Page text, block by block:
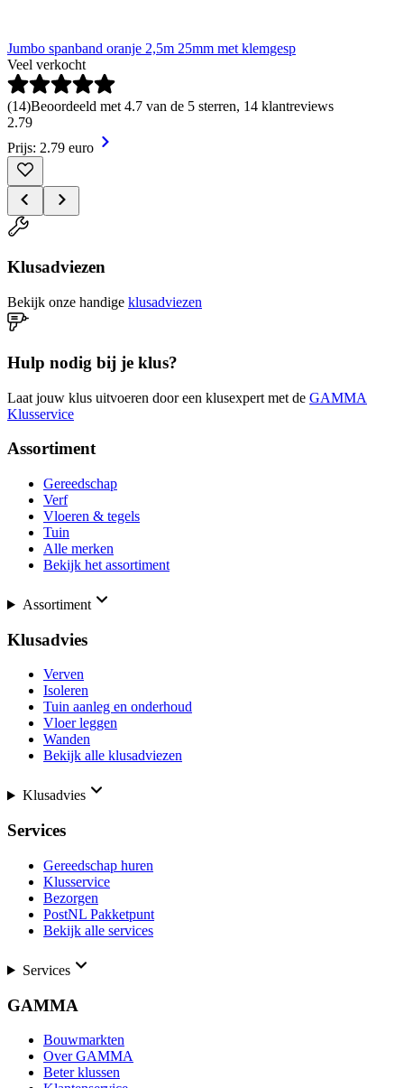
Jumbo spanband oranje 2,5m 25mm met klemgesp
Veel verkocht
(14)Beoordeeld met 4.7 van de 5 sterren, 14 klantreviews
2.79
Prijs: 2.79 euro
Klusadviezen
Bekijk onze handige klusadviezen
Hulp nodig bij je klus?
Laat jouw klus uitvoeren door een klusexpert met de GAMMA
Klusservice
Assortiment
Gereedschap
Verf
Vloeren & tegels
Tuin
Alle merken
Bekijk het assortiment
Assortiment
Klusadvies
Verven
Isoleren
Tuin aanleg en onderhoud
Vloer leggen
Wanden
Bekijk alle klusadviezen
Klusadvies
Services
Gereedschap huren
Klusservice
Bezorgen
PostNL Pakketpunt
Bekijk alle services
Services
GAMMA
Bouwmarkten
Over GAMMA
Beter klussen